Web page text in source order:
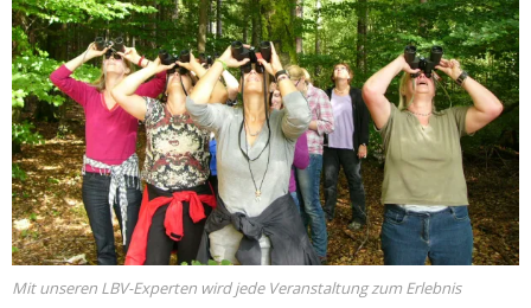
Mit unseren LBV-Experten wird jede Veranstaltung zum Erlebnis